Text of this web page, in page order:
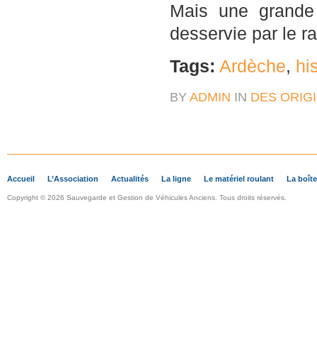
Mais une
desservie par le
Tags: Ardèche,
BY ADMIN IN DES
Accueil L’Association Actualités La ligne Le matériel roulant La
Copyright © 2026 Sauvegarde et Gestion de Véhicules Anciens. Tous droits réservés.